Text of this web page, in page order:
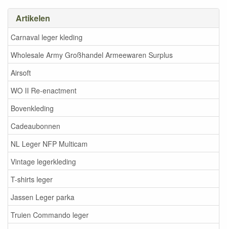
Artikelen
Carnaval leger kleding
Wholesale Army Großhandel Armeewaren Surplus
Airsoft
WO II Re-enactment
Bovenkleding
Cadeaubonnen
NL Leger NFP Multicam
Vintage legerkleding
T-shirts leger
Jassen Leger parka
Truien Commando leger